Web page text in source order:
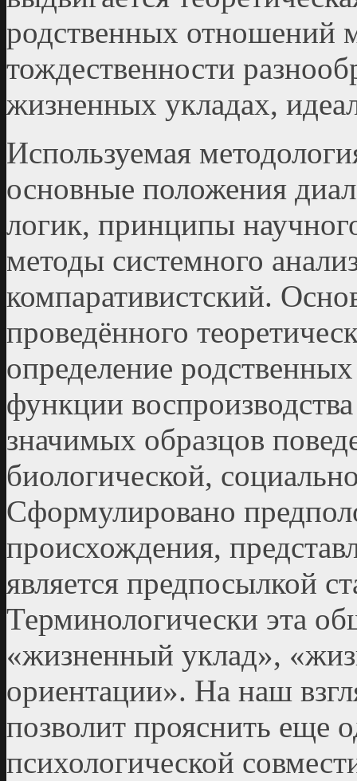
родственных отношений
тождественности
жизненных укладах,
Используемая
основные положения
логик, принципы
методы системного
компаративистский.
проведённого
определение
функции
значимых образцов
биологической,
Сформулировано
происхождения,
является предпосылкой
Терминологически эта
«жизненный уклад»,
ориентации». На наш
позволит прояснить еще
психологической